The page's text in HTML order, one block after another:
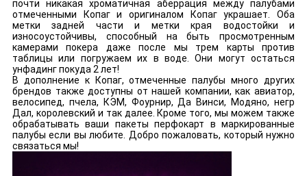
почти никакая хроматичная аберрация между палубами
отмеченными Копаг и оригиналом Копаг украшает. Оба
метки задней части и метки края водостойки и
износоустойчивы, способный на быть просмотренным
камерами покера даже после мы трем карты против
таблицы или погружаем их в воде. Они могут остаться
унфадинг покуда 2 лет!
В дополнение к Копаг, отмеченные палубы много других
брендов также доступны от нашей компании, как авиатор,
велосипед, пчела, КЭМ, Фоурнир, Да Винси, Модяно, негр
Дал, королевский и так далее. Кроме того, мы можем также
обрабатывать ваши пакеты перфокарт в маркированные
палубы если вы любите. Добро пожаловать, который нужно
связаться мы!